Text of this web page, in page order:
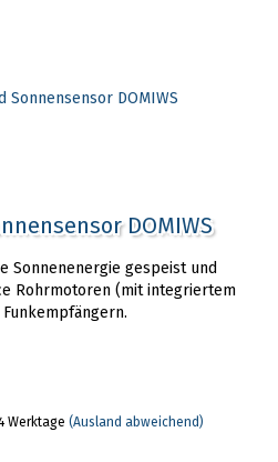
DOMIWS
Sonnenenergie gespeist und
Rohrmotoren (mit integriertem
Werktage (Ausland abweichend)